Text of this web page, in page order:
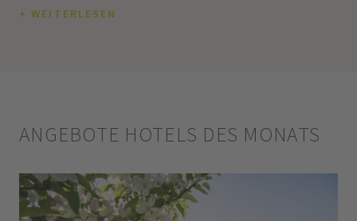
+ WEITERLESEN
ANGEBOTE HOTELS DES MONATS